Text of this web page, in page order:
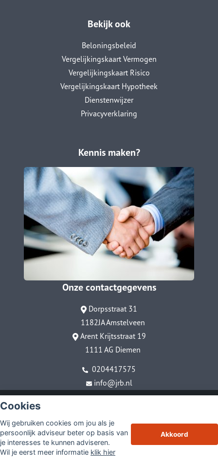
Cookies
Wij gebruiken cookies om jou als je
persoonlijk adviseur beter op basis van
je interesses te kunnen adviseren.
Wil je eerst meer informatie klik hier
Akkoord
Bekijk ook
Beloningsbeleid
Vergelijkingskaart Vermogen
Vergelijkingskaart Risico
Vergelijkingskaart Hypotheek
Dienstenwijzer
Privacyverklaring
Kennis maken?
Onze contactgegevens
Dorpsstraat 31
1182JA Amstelveen
Arent Krijtsstraat 19
1111 AG Diemen
0204417575
info@jrb.nl
Sitemap
Disclaimer